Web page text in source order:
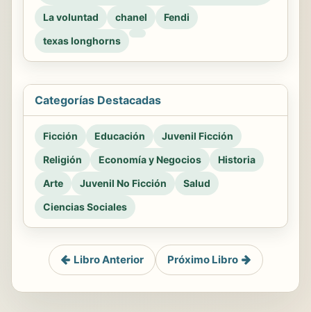
La voluntad
chanel
Fendi
texas longhorns
Categorías Destacadas
Ficción Educación
Juvenil Ficción
Religión
Economía y Negocios
Historia
Arte
Juvenil No Ficción
Salud
Ciencias Sociales
Libro Anterior Próximo Libro